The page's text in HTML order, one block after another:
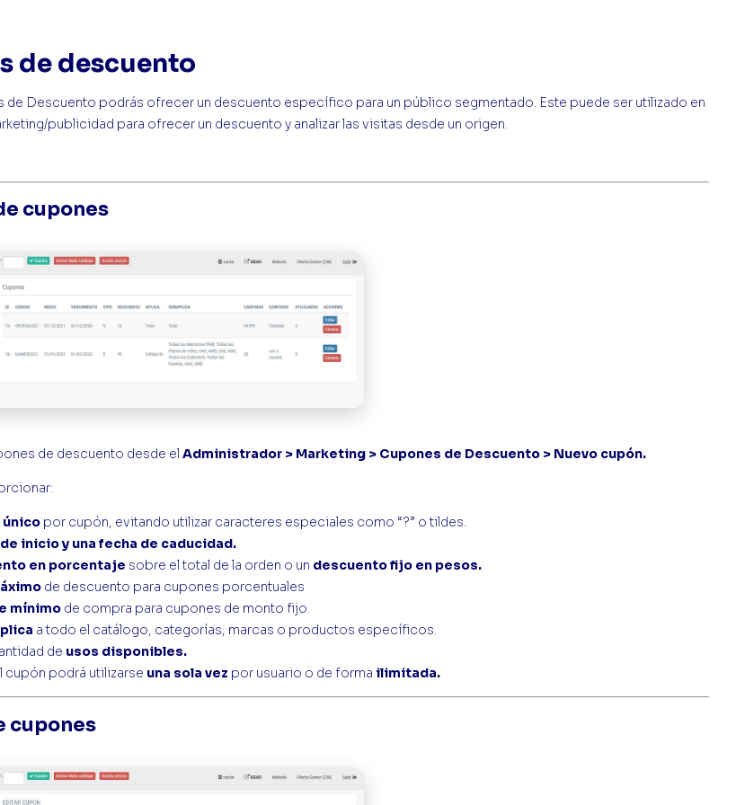
de descuento
de Descuento podrás ofrecer un descuento específico para un público segmentado. Este puede ser utilizado en
publicidad para ofrecer un descuento y analizar las visitas desde un origen.
cupones
de descuento desde el Administrador > Marketing > Cupones de Descuento > Nuevo cupón.
por cupón, evitando utilizar caracteres especiales como “?” o tildes.
inicio y una fecha de caducidad.
en porcentaje sobre el total de la orden o un descuento fijo en pesos.
de descuento para cupones porcentuales
mínimo de compra para cupones de monto fijo.
a todo el catálogo, categorías, marcas o productos específicos.
de usos disponibles.
cupón podrá utilizarse una sola vez por usuario o de forma ilimitada.
cupones